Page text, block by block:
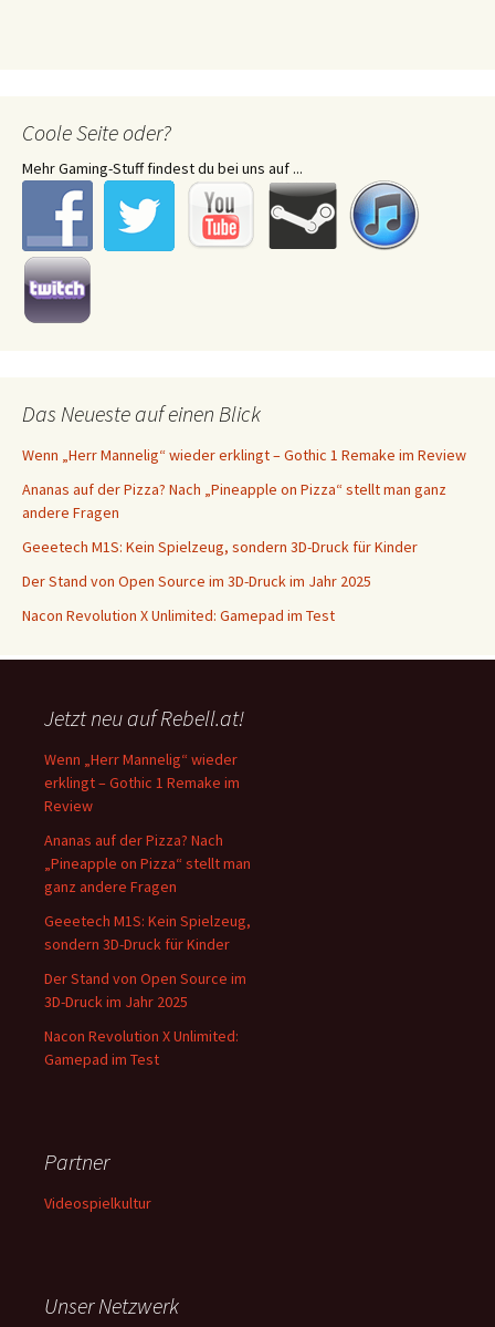
Coole Seite oder?
Mehr Gaming-Stuff findest du bei uns auf ...
Das Neueste auf einen Blick
Wenn „Herr Mannelig“ wieder erklingt – Gothic 1 Remake im Review
Ananas auf der Pizza? Nach „Pineapple on Pizza“ stellt man ganz
andere Fragen
Geeetech M1S: Kein Spielzeug, sondern 3D-Druck für Kinder
Der Stand von Open Source im 3D-Druck im Jahr 2025
Nacon Revolution X Unlimited: Gamepad im Test
Jetzt neu auf Rebell.at!
Wenn „Herr Mannelig“ wieder
erklingt – Gothic 1 Remake im
Review
Ananas auf der Pizza? Nach
„Pineapple on Pizza“ stellt man
ganz andere Fragen
Geeetech M1S: Kein Spielzeug,
sondern 3D-Druck für Kinder
Der Stand von Open Source im
3D-Druck im Jahr 2025
Nacon Revolution X Unlimited:
Gamepad im Test
Partner
Videospielkultur
Unser Netzwerk